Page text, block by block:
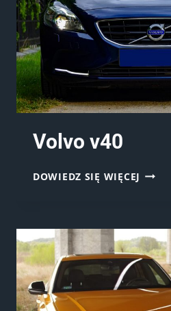
Volvo v40
DOWIEDZ SIĘ WIĘCEJ VOLVO